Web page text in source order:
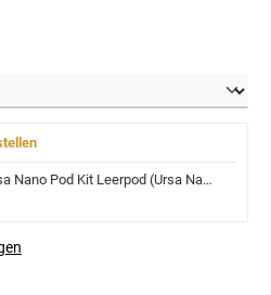
Lost Vape Ursa Nano Pod Kit Leerpod (Ursa Nano Pro)